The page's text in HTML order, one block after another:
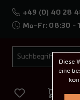
+49 (0) 40 28
Mo-Fr: 08:30 -
Diese
eine